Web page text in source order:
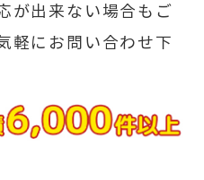
が出来ない場合もご
軽にお問い合わせ下